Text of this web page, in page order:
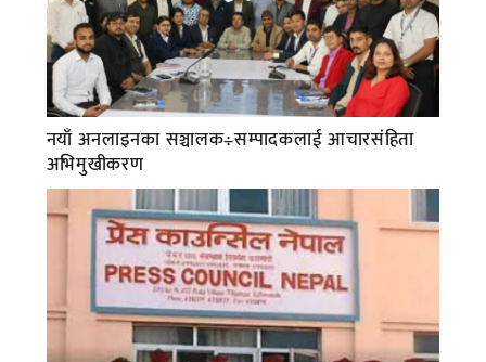
नयाँ अनलाइनका सञ्चालक÷सम्पादकलाई आचारसंहिता
अभिमुखीकरण